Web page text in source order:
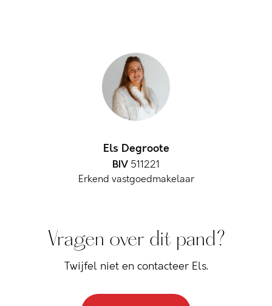
Els Degroote
BIV 511221
Erkend vastgoedmakelaar
Vragen over dit pand?
Twijfel niet en contacteer Els.